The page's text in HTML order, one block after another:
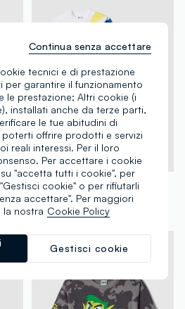
stampa
© & ™ DC. ©SEGA
WARNER BROS
€ 22,95-50%€ 11,47
tecnici e di prestazione
per garantire il funzionamento
le prestazione; Altri cookie (i
installati anche da terze parti,
le tue abitudini di
poterti offrire prodotti e servizi
reali interessi. Per il loro
Per accettare i cookie
"accetta tutti i cookie", per
cookie" o per rifiutarli
accettare". Per maggiori
la nostra Cookie Policy
Gestisci cookie
Continua senza accettare